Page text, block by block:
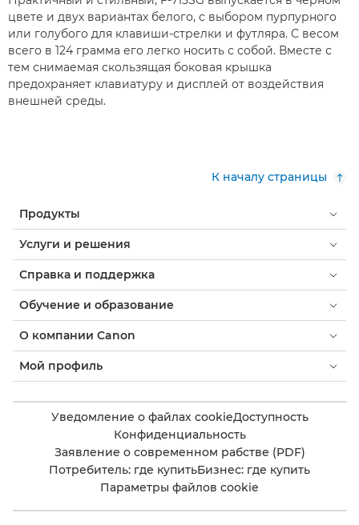
цвете и двух вариантах белого, с выбором пурпурного
или голубого для клавиши-стрелки и футляра. С весом
всего в 124 грамма его легко носить с собой. Вместе с
тем снимаемая скользящая боковая крышка
предохраняет клавиатуру и дисплей от воздействия
внешней среды.
К началу страницы
Продукты
Услуги и решения
Справка и поддержка
Обучение и образование
О компании Canon
Мой профиль
Уведомление о файлах cookieДоступность
Конфиденциальность
Заявление о современном рабстве (PDF)
Потребитель: где купитьБизнес: где купить
Параметры файлов cookie